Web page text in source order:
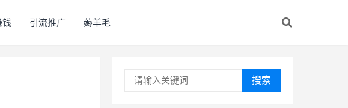
钱 引流推广 薅羊毛
搜索